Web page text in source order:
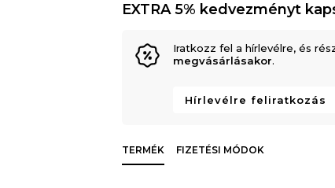
EXTRA 5% kedvezményt
Iratkozz fel a hírlevélre, és
megvásárlásakor.
Hírlevélre feliratkozás
TERMÉK FIZETÉSI MÓDOK